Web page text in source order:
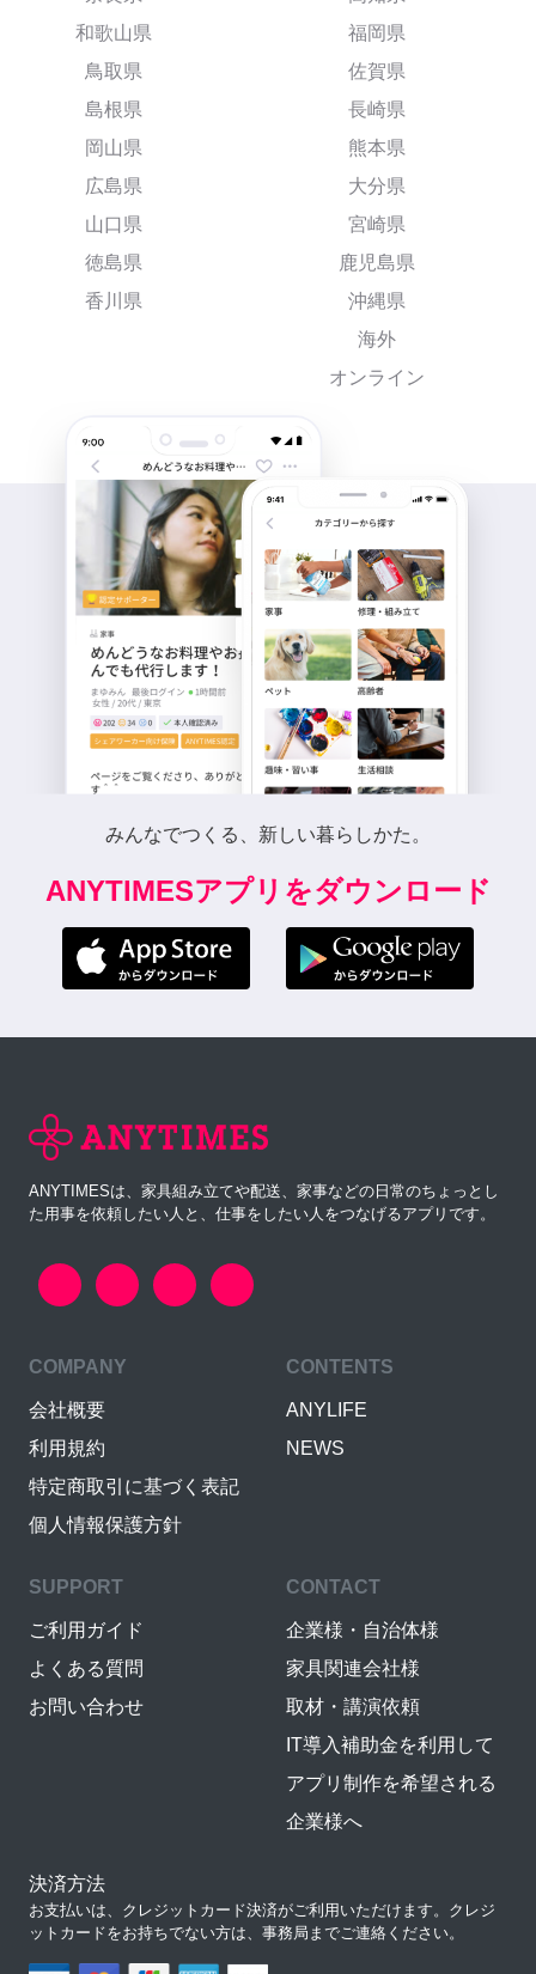
和歌山県
鳥取県
島根県
岡山県
広島県
山口県
徳島県
香川県
福岡県
佐賀県
長崎県
熊本県
大分県
宮崎県
鹿児島県
沖縄県
海外
オンライン
みんなでつくる、新しい暮らしかた。
ANYTIMESアプリをダウンロード
ANYTIMESは、家具組み立てや配送、家事などの日常のちょっとし
た用事を依頼したい人と、仕事をしたい人をつなげるアプリです。
COMPANY
会社概要
利用規約
特定商取引に基づく表記
個人情報保護方針
CONTENTS
ANYLIFE
NEWS
SUPPORT
ご利用ガイド
よくある質問
お問い合わせ
CONTACT
企業様・自治体様
家具関連会社様
取材・講演依頼
IT導入補助金を利用して
アプリ制作を希望される
企業様へ
決済方法
お支払いは、クレジットカード決済がご利用いただけます。クレジ
ットカードをお持ちでない方は、事務局までご連絡ください。